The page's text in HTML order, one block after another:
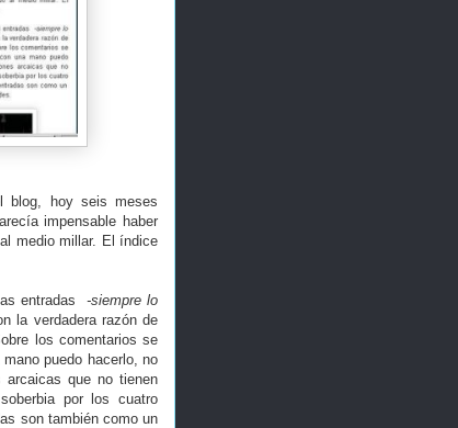
blog, hoy seis meses
impensable haber
medio millar. El índice
entradas -siempre lo
la verdadera razón de
los comentarios se
puedo hacerlo, no
arcaicas que no tienen
por los cuatro
son también como un